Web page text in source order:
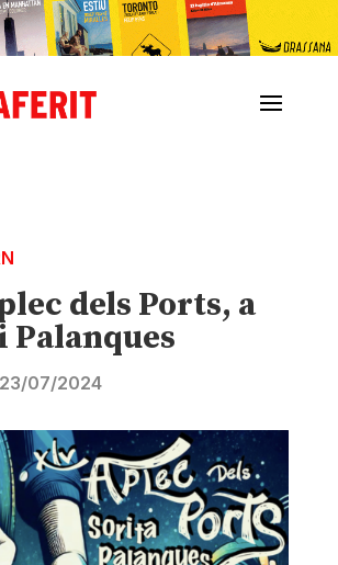
dels Ports, a
Palanques
23/07/2024